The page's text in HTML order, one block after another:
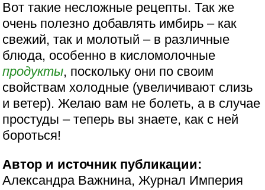
Вот такие несложные рецепты. Так же
очень полезно добавлять имбирь – как
свежий, так и молотый – в различные
блюда, особенно в кисломолочные
продукты, поскольку они по своим
свойствам холодные (увеличивают слизь
и ветер). Желаю вам не болеть, а в случае
простуды – теперь вы знаете, как с ней
бороться!
Автор и источник публикации:
Александра Важнина, Журнал Империя